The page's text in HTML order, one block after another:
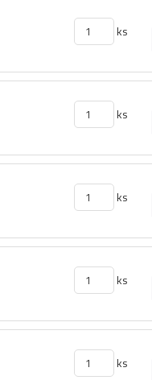
ks
ks
ks
ks
ks